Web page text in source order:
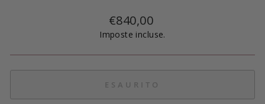
Prezzo
di
€840,00
Imposte incluse.
ESAURITO